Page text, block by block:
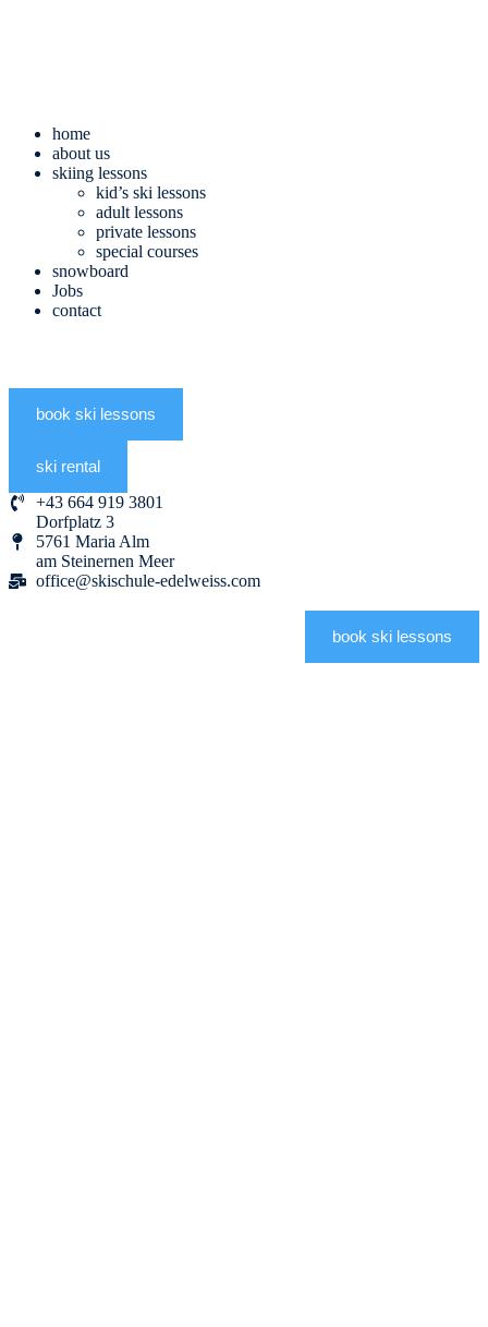
home
about us
skiing lessons
kid’s ski lessons
adult lessons
private lessons
special courses
snowboard
Jobs
contact
book ski lessons
ski rental
+43 664 919 3801
Dorfplatz 3
5761 Maria Alm
am Steinernen Meer
office@skischule-edelweiss.com
book ski lessons